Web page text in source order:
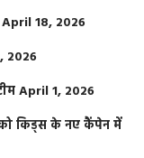
April 18, 2026
2026
April 1, 2026
किड्स के नए कैंपेन में